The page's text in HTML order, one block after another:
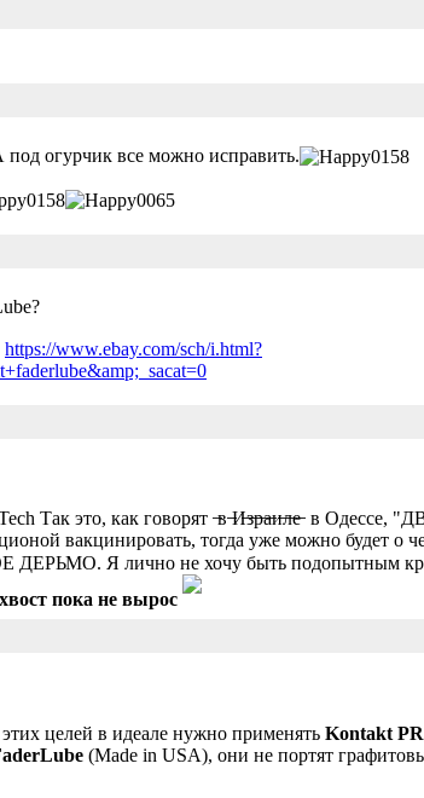
огурчик все можно исправить.
https://www.ebay.com/sch/i.html?
Так это, как говорят ̶в ̶И̶з̶р̶а̶и̶л̶е̶ в
вакцинировать, тогда уже можно будет о
Я лично не хочу быть подопытным
пока не вырос
целей в идеале нужно применять Kontakt PR
(Made in USA), они не портят